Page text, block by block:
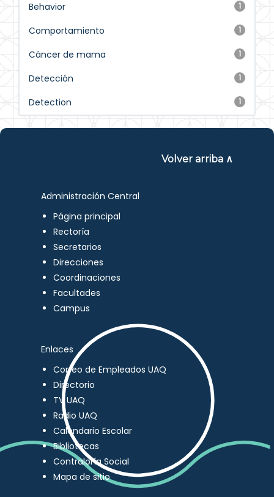
1
Behavior
1
Comportamiento
1
Cáncer de mama
1
Detección
1
Detection
Volver arriba ∧
Administración Central
Página principal
Rectoría
Secretarios
Direcciones
Coordinaciones
Facultades
Campus
Enlaces
Correo de Empleados UAQ
Directorio
TV UAQ
Radio UAQ
Calendario Escolar
Bibliotecas
Contraloría Social
Mapa de sitio